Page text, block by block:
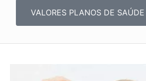
VALORES PLANOS DE